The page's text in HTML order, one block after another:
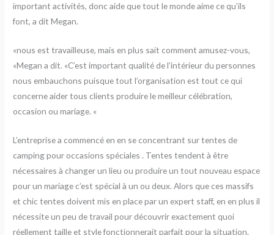
important activités, donc aide que tout le monde aime ce qu’ils
font, a dit Megan.
«nous est travailleuse, mais en plus sait comment amusez-vous,
«Megan a dit. «C’est important qualité de l’intérieur du personnes
nous embauchons puisque tout l’organisation est tout ce qui
concerne aider tous clients produire le meilleur célébration,
occasion ou mariage. «
L’entreprise a commencé en en se concentrant sur tentes de
camping pour occasions spéciales . Tentes tendent à être
nécessaires à changer un lieu ou produire un tout nouveau espace
pour un mariage c’est spécial à un ou deux. Alors que ces massifs
et chic tentes doivent mis en place par un expert staff, en en plus il
nécessite un peu de travail pour découvrir exactement quoi
réellement taille et style fonctionnerait parfait pour la situation.